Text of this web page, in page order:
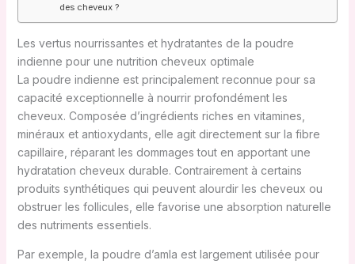
des cheveux ?
Les vertus nourrissantes et hydratantes de la poudre
indienne pour une nutrition cheveux optimale
La poudre indienne est principalement reconnue pour sa
capacité exceptionnelle à nourrir profondément les
cheveux. Composée d’ingrédients riches en vitamines,
minéraux et antioxydants, elle agit directement sur la fibre
capillaire, réparant les dommages tout en apportant une
hydratation cheveux durable. Contrairement à certains
produits synthétiques qui peuvent alourdir les cheveux ou
obstruer les follicules, elle favorise une absorption naturelle
des nutriments essentiels.
Par exemple, la poudre d’amla est largement utilisée pour